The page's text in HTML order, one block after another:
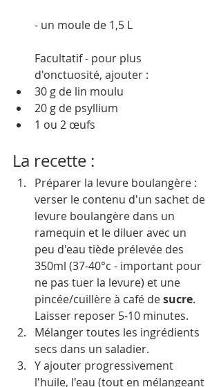
- un moule de 1,5 L
Facultatif - pour plus
d'onctuosité, ajouter :
30 g de lin moulu
20 g de psyllium
1 ou 2 œufs
La recette :
Préparer la levure boulangère :
verser le contenu d'un sachet de
levure boulangère dans un
ramequin et le diluer avec un
peu d'eau tiède prélevée des
350ml (37-40°c - important pour
ne pas tuer la levure) et une
pincée/cuillère à café de sucre.
Laisser reposer 5-10 minutes.
Mélanger toutes les ingrédients
secs dans un saladier.
Y ajouter progressivement
l'huile, l'eau (tout en mélangeant